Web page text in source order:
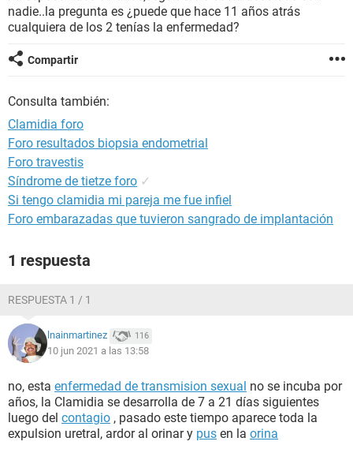
SEXUALIDAD
GLOSARIO
nadie..la pregunta es ¿puede que hace 11 años atrás
cualquiera de los 2 tenías la enfermedad?
Compartir
Consulta también:
Clamidia foro
Foro resultados biopsia endometrial
Foro travestis
Síndrome de tietze foro ✓
Si tengo clamidia mi pareja me fue infiel
Foro embarazadas que tuvieron sangrado de implantación
1 respuesta
RESPUESTA 1 / 1
lnainmartinez 116
10 jun 2021 a las 13:58
no, esta enfermedad de transmision sexual no se incuba por
años, la Clamidia se desarrolla de 7 a 21 días siguientes
luego del contagio , pasado este tiempo aparece toda la
expulsion uretral, ardor al orinar y pus en la orina